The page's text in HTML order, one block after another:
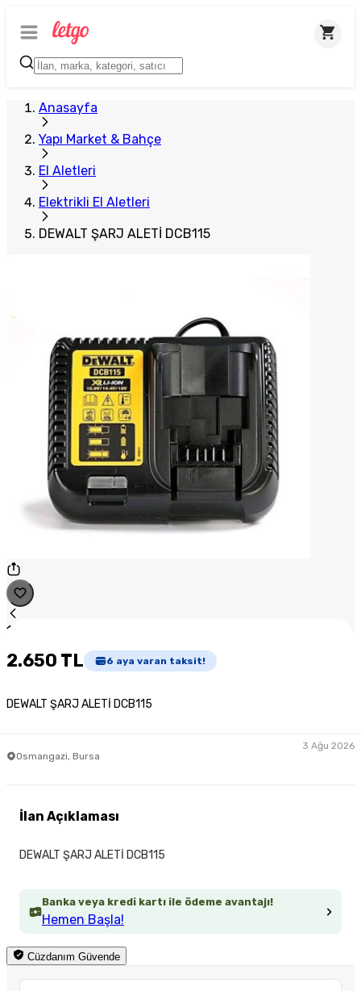
Anasayfa
Yapı Market & Bahçe
El Aletleri
Elektrikli El Aletleri
DEWALT ŞARJ ALETİ DCB115
1
2.650 TL 6 aya varan taksit!
DEWALT ŞARJ ALETİ DCB115
Osmangazi, Bursa
3 Ağu 2026
Banka veya kredi kartı ile ödeme avantajı!
Hemen Başla!
Cüzdanım Güvende
İlan Açıklaması
DEWALT ŞARJ ALETİ DCB115